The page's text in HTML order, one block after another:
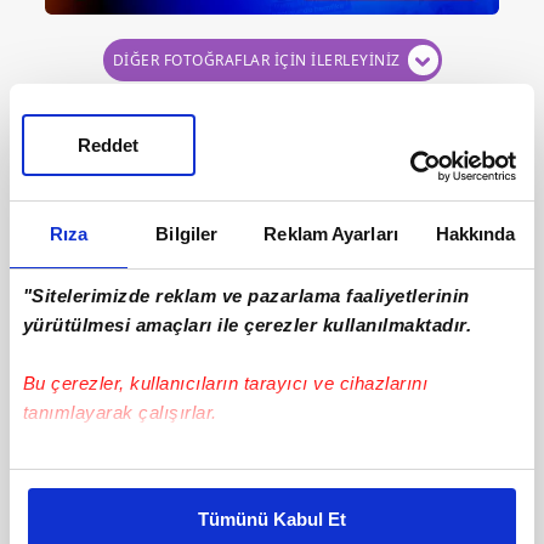
Rıza Bilgiler Reklam Ayarları Hakkında
"Sitelerimizde reklam ve pazarlama faaliyetlerinin
yürütülmesi amaçları ile çerezler kullanılmaktadır.
Bu çerezler, kullanıcıların tarayıcı ve cihazlarını
tanımlayarak çalışırlar.
Bu çerezlere izin vermeniz halinde sizlere özel
daha iyi reklam deneyimi yaşatabiliriz. Bunu yaparken
Tümünü Kabul Et
Reddet
DİĞER FOTOĞRAFLAR İÇİN İLERLEYİNİZ